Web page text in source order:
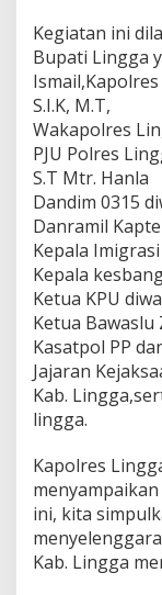
i
Kegiatan ini
Bupati Lingga
S.I.K, M.T,
Wakapolres
PJU Polres
S.T Mtr. Hanla
Dandim 0315
Danramil
Kepala
Kepala
Ketua KPU
Ketua Bawaslu
Kasatpol PP
Jajaran
Kab.
lingga.
Kapolres
ini, kita
Kab. Lingga